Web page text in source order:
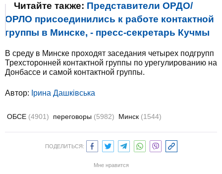
Читайте также: Представители ОРДО/
ОРЛО присоединились к работе контактной
группы в Минске, - пресс-секретарь Кучмы
В среду в Минске проходят заседания четырех подгрупп
Трехсторонней контактной группы по урегулированию на
Донбассе и самой контактной группы.
Автор: Ірина Дашківська
ОБСЕ (4901) переговоры (5982) Минск (1544)
ПОДЕЛИТЬСЯ:
Мне нравится